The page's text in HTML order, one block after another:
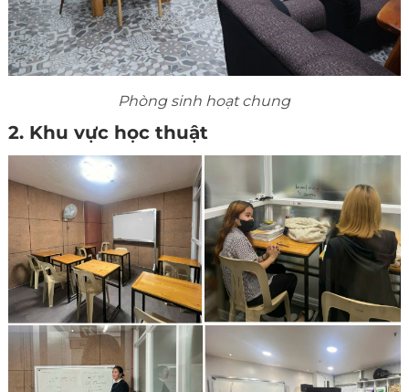
Phòng sinh hoạt chung
2. Khu vực học thuật